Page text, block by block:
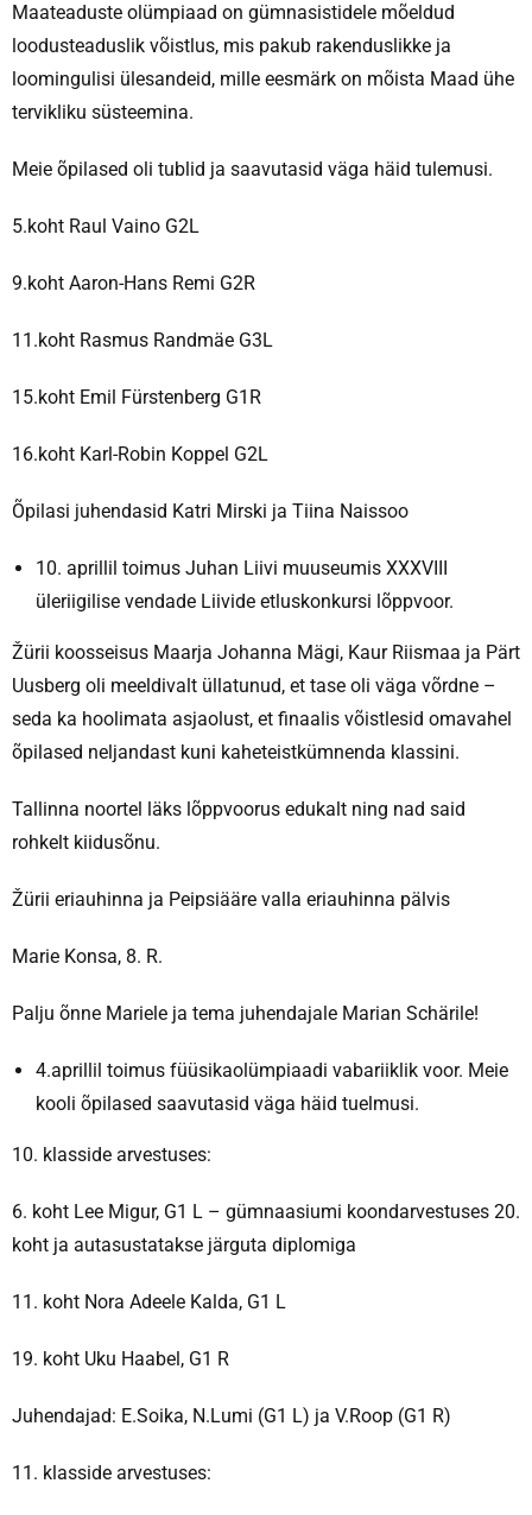
Maateaduste olümpiaad on gümnasistidele mõeldud
loodusteaduslik võistlus, mis pakub rakenduslikke ja
loomingulisi ülesandeid, mille eesmärk on mõista Maad ühe
tervikliku süsteemina.
Meie õpilased oli tublid ja saavutasid väga häid tulemusi.
5.koht Raul Vaino G2L
9.koht Aaron-Hans Remi G2R
11.koht Rasmus Randmäe G3L
15.koht Emil Fürstenberg G1R
16.koht Karl-Robin Koppel G2L
Õpilasi juhendasid Katri Mirski ja Tiina Naissoo
10. aprillil toimus Juhan Liivi muuseumis XXXVIII
üleriigilise vendade Liivide etluskonkursi lõppvoor.
Žürii koosseisus Maarja Johanna Mägi, Kaur Riismaa ja Pärt
Uusberg oli meeldivalt üllatunud, et tase oli väga võrdne –
seda ka hoolimata asjaolust, et finaalis võistlesid omavahel
õpilased neljandast kuni kaheteistkümnenda klassini.
Tallinna noortel läks lõppvoorus edukalt ning nad said
rohkelt kiidusõnu.
Žürii eriauhinna ja Peipsiääre valla eriauhinna pälvis
Marie Konsa, 8. R.
Palju õnne Mariele ja tema juhendajale Marian Schärile!
4.aprillil toimus füüsikaolümpiaadi vabariiklik voor. Meie
kooli õpilased saavutasid väga häid tuelmusi.
10. klasside arvestuses:
6. koht Lee Migur, G1 L – gümnaasiumi koondarvestuses 20.
koht ja autasustatakse järguta diplomiga
11. koht Nora Adeele Kalda, G1 L
19. koht Uku Haabel, G1 R
Juhendajad: E.Soika, N.Lumi (G1 L) ja V.Roop (G1 R)
11. klasside arvestuses: